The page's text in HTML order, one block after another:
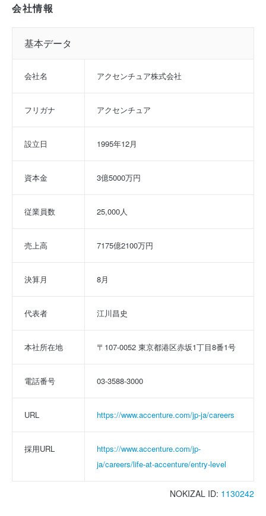
会社情報
基本データ
会社名 アクセンチュア株式会社
フリガナ アクセンチュア
設立日 1995年12月
資本金 3億5000万円
従業員数 25,000人
売上高 7175億2100万円
決算月 8月
代表者 江川昌史
本社所在地 〒107-0052 東京都港区赤坂1丁目8番1号
電話番号 03-3588-3000
URL https://www.accenture.com/jp-ja/careers
採用URL
https://www.accenture.com/jp-
ja/careers/life-at-accenture/entry-level
NOKIZAL ID: 1130242